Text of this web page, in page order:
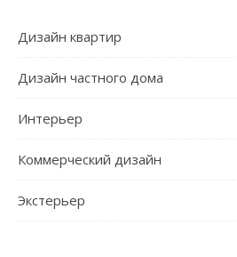
Дизайн квартир
Дизайн частного дома
Интерьер
Коммерческий дизайн
Экстерьер